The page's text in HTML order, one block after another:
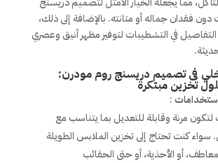
فقدان جماله أو متانته. بالإضافة إلى ذلك،
التفاصيل في التشطيبات لتوفير مظهر أنيق وعصري
فى تصميم دريسنج روم مودرن:
تخزين مبتكرة
:
مرنة وقابلة للتعديل بما يتناسب مع
سواء كنت تحتاج إلى تخزين الملابس الطويلة
أو الأحذية، أو حتى الحقائب